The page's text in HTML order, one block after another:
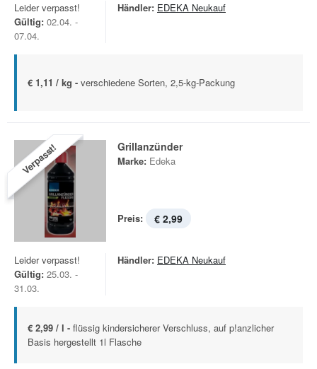
Leider verpasst!
Gültig: 02.04. -
07.04.
Händler: EDEKA Neukauf
€ 1,11 / kg - verschiedene Sorten, 2,5-kg-Packung
Verpasst! Grillanzünder
Marke: Edeka
Preis: € 2,99
Leider verpasst!
Gültig: 25.03. -
31.03.
Händler: EDEKA Neukauf
€ 2,99 / l - flüssig kindersicherer Verschluss, auf p!anzlicher
Basis hergestellt 1l Flasche